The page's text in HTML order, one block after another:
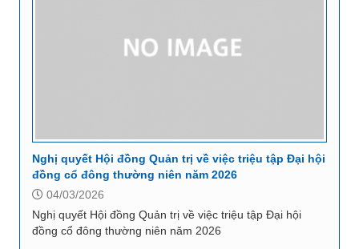
Nghị quyết Hội đồng Quản trị về việc triệu tập Đại hội
đồng cổ đông thường niên năm 2026
04/03/2026
Nghị quyết Hội đồng Quản trị về việc triệu tập Đại hội
đồng cổ đông thường niên năm 2026